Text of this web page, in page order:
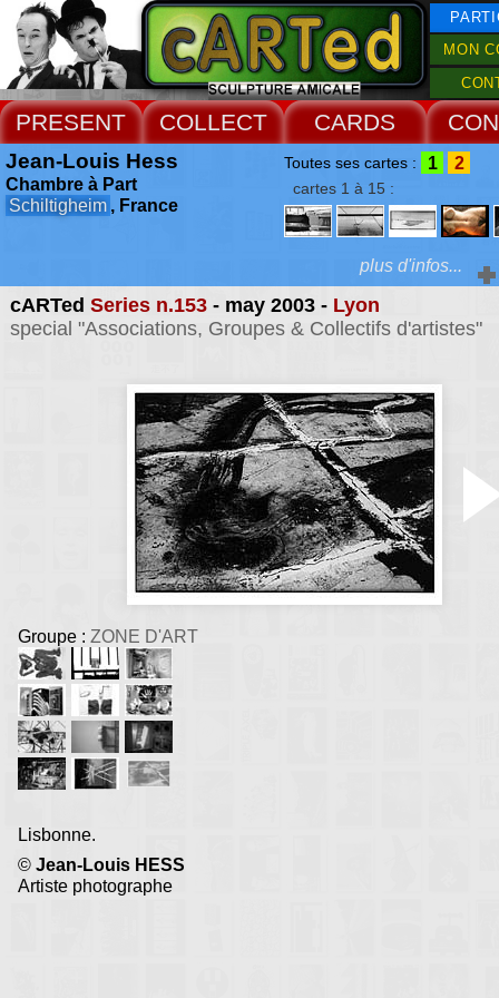
MON
PRESENT COLLECT CARDS
cARTed Series n.153- may 2003 - Lyon
special "Associations, Groupes & Collectifs d'artistes"
Groupe : ZONE D'ART
Lisbonne.
© Jean-Louis HESS
Artiste photographe
Jean-Louis Hess
Chambre à Part
Schiltigheim , France
Toutes ses cartes : 1 2
cartes 1 à 15 :
Extras :
plus d'infos...